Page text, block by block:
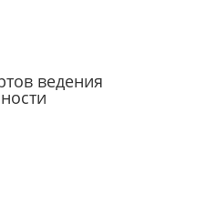
ведения